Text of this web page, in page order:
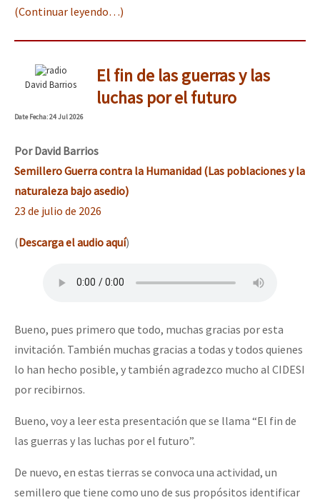
(Continuar leyendo…)
David Barrios
El fin de las guerras y las
luchas por el futuro
DateFecha: 24 Jul 2026
PorDavid Barrios
Semillero Guerra contra la Humanidad (Las poblaciones y la
naturaleza bajo asedio)
23 de julio de 2026
(Descarga el audio aquí)
Bueno, pues primero que todo, muchas gracias por esta
invitación. También muchas gracias a todas y todos quienes
lo han hecho posible, y también agradezco mucho al CIDESI
por recibirnos.
Bueno, voy a leer esta presentación que se llama “El fin de
las guerras y las luchas por el futuro”.
De nuevo, en estas tierras se convoca una actividad, un
semillero que tiene como uno de sus propósitos identificar